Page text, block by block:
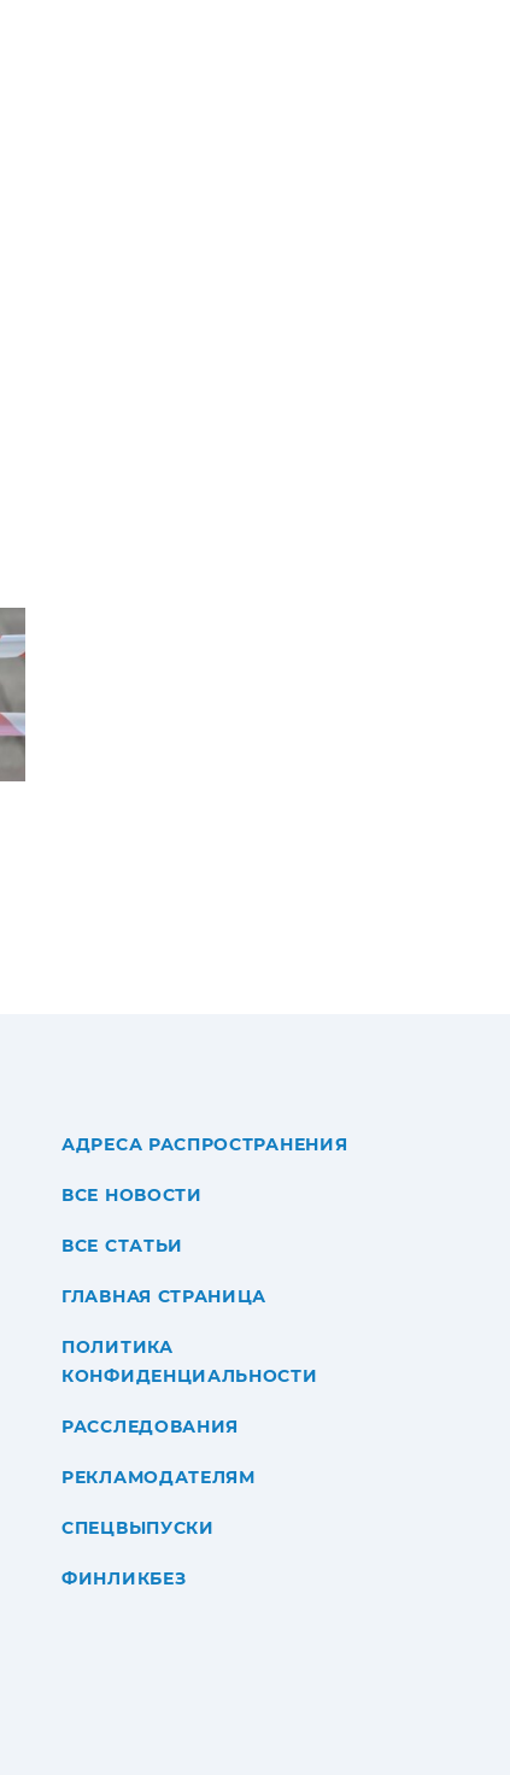
АДРЕСА РАСПРОСТРАНЕНИЯ
ВСЕ НОВОСТИ
ВСЕ СТАТЬИ
ГЛАВНАЯ СТРАНИЦА
ПОЛИТИКА
КОНФИДЕНЦИАЛЬНОСТИ
РАССЛЕДОВАНИЯ
РЕКЛАМОДАТЕЛЯМ
СПЕЦВЫПУСКИ
ФИНЛИКБЕЗ